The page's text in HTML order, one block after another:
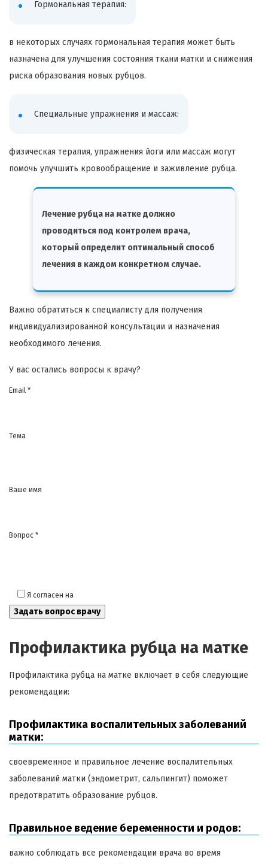
Гормональная терапия:
в некоторых случаях гормональная терапия может быть
назначена для улучшения состояния ткани матки и снижения
риска образования новых рубцов.
Специальные упражнения и массаж:
физическая терапия, упражнения йоги или массаж могут
помочь улучшить кровообращение и заживление рубца.
Лечение рубца на матке должно
проводиться под контролем врача,
который определит оптимальный способ
лечения в каждом конкретном случае.
Важно обратиться к специалисту для получения
индивидуализированной консультации и назначения
необходимого лечения.
У вас остались вопросы к врачу?
Email *
Тема
Ваше имя
Вопрос *
Я согласен на
Профилактика рубца на матке
Профилактика рубца на матке включает в себя следующие
рекомендации:
Профилактика воспалительных заболеваний
матки:
своевременное и правильное лечение воспалительных
заболеваний матки (эндометрит, сальпингит) поможет
предотвратить образование рубцов.
Правильное ведение беременности и родов:
важно соблюдать все рекомендации врача во время